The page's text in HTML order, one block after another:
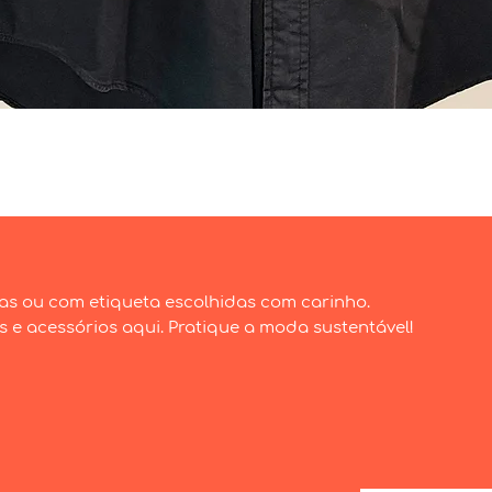
ou com etiqueta escolhidas com carinho.
e acessórios aqui. Pratique a moda sustentável!